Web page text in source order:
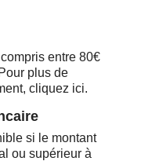
entre 80€
plus de
cliquez ici.
si le montant
ou supérieur à